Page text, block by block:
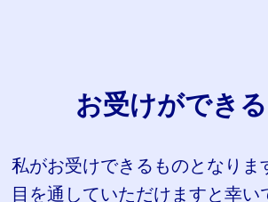
お受けができ
私がお受けできるものとなりま
目を通していただけますと幸い